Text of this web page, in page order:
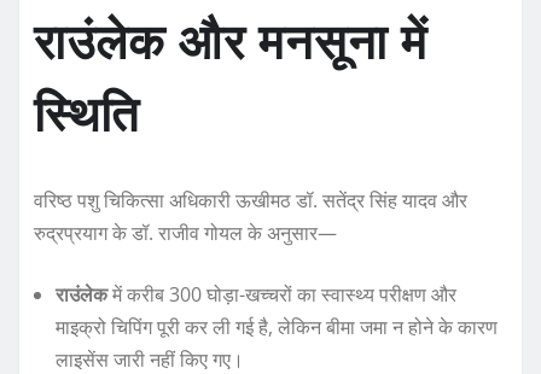
राउंलेक और मनसूना में
स्थिति
वरिष्ठ पशु चिकित्सा अधिकारी ऊखीमठ डॉ. सतेंद्र सिंह यादव और
रुद्रप्रयाग के डॉ. राजीव गोयल के अनुसार—
राउंलेकमें करीब 300 घोड़ा-खच्चरों का स्वास्थ्य परीक्षण और
माइक्रो चिपिंग पूरी कर ली गई है, लेकिन बीमा जमा न होने के कारण
लाइसेंस जारी नहीं किए गए।